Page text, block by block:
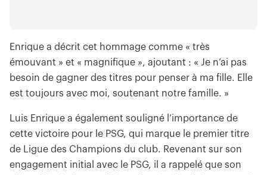
Enrique a décrit cet hommage comme « très
émouvant » et « magnifique », ajoutant : « Je n’ai pas
besoin de gagner des titres pour penser à ma fille. Elle
est toujours avec moi, soutenant notre famille. »
Luis Enrique a également souligné l’importance de
cette victoire pour le PSG, qui marque le premier titre
de Ligue des Champions du club. Revenant sur son
engagement initial avec le PSG, il a rappelé que son